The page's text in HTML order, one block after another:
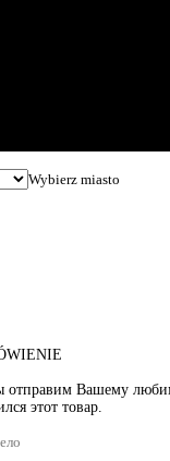
Вашему
этот товар.